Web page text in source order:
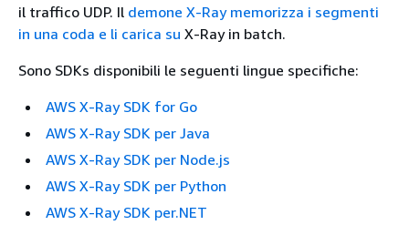
il traffico UDP. Il demone X-Ray memorizza i segmenti
in una coda e li carica su X-Ray in batch.
Sono SDKs disponibili le seguenti lingue specifiche:
AWS X-Ray SDK for Go
AWS X-Ray SDK per Java
AWS X-Ray SDK per Node.js
AWS X-Ray SDK per Python
AWS X-Ray SDK per.NET